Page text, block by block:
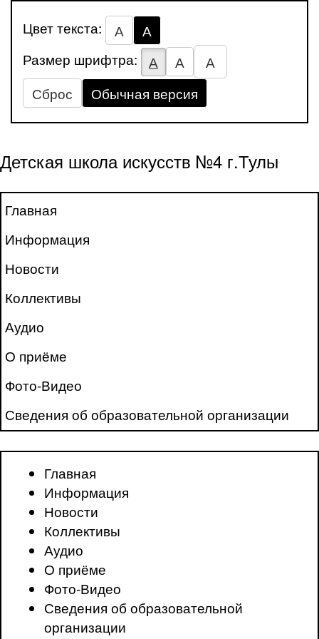
Цвет текста: А
А
Размер шрифтра:
А А
А
Сброс
Обычная версия
Детская школа искусств №4 г.Тулы
Главная
Информация
Новости
Коллективы
Аудио
О приёме
Фото-Видео
Сведения об образовательной организации
Главная
Информация
Новости
Коллективы
Аудио
О приёме
Фото-Видео
Сведения об образовательной
организации